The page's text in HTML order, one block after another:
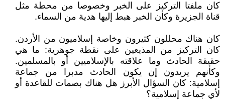
كان ملفتا التركيز على الخبر وخصوصا من محطة مثل
قناة الجزيرة وكأن الخبر هبط إليها هدية من السماء.
كان هناك محللون كثيرون وخاصة إسلاميون من الأردن.
كان التركيز من المذيعين على نقطة جوهرية: ما هي
حقيقة الحادث وما علاقته بالإسلاميين أو بالمسلمين.
وكأنهم يريدون إن يكون الحادث مدبرا من جماعة
إسلامية: كان السؤال الأبرز هل هناك بصمات للقاعدة أو
لأي جماعة إسلامية؟